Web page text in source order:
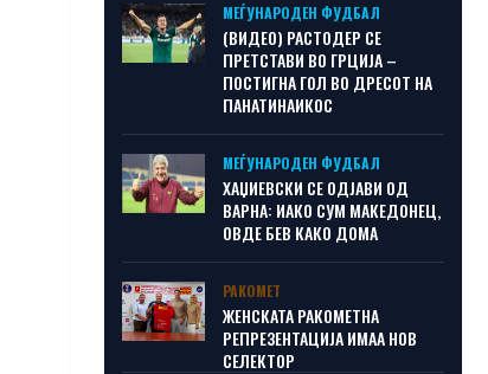
МЕЃУНАРОДЕН ФУДБАЛ
(ВИДЕО) РАСТОДЕР СЕ
ПРЕТСТАВИ ВО ГРЦИЈА –
ПОСТИГНА ГОЛ ВО ДРЕСОТ НА
ПАНАТИНАИКОС
МЕЃУНАРОДЕН ФУДБАЛ
ХАЏИЕВСКИ СЕ ОДЈАВИ ОД
ВАРНА: ИАКО СУМ МАКЕДОНЕЦ,
ОВДЕ БЕВ КАКО ДОМА
РАКОМЕТ
ЖЕНСКАТА РАКОМЕТНА
РЕПРЕЗЕНТАЦИЈА ИМАА НОВ
СЕЛЕКТОР